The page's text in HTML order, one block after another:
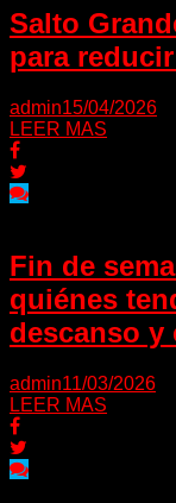
Salto
para
admin15/04/2026
LEER MAS
Fin de
quiénes
descanso y
admin11/03/2026
LEER MAS